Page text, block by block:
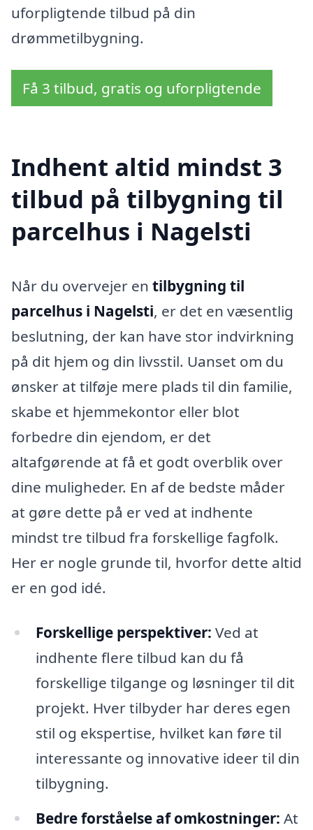
uforpligtende tilbud på din
drømmetilbygning.
Få 3 tilbud, gratis og uforpligtende
Indhent altid mindst 3
tilbud på tilbygning til
parcelhus i Nagelsti
Når du overvejer en tilbygning til
parcelhus i Nagelsti, er det en væsentlig
beslutning, der kan have stor indvirkning
på dit hjem og din livsstil. Uanset om du
ønsker at tilføje mere plads til din familie,
skabe et hjemmekontor eller blot
forbedre din ejendom, er det
altafgørende at få et godt overblik over
dine muligheder. En af de bedste måder
at gøre dette på er ved at indhente
mindst tre tilbud fra forskellige fagfolk.
Her er nogle grunde til, hvorfor dette altid
er en god idé.
Forskellige perspektiver: Ved at
indhente flere tilbud kan du få
forskellige tilgange og løsninger til dit
projekt. Hver tilbyder har deres egen
stil og ekspertise, hvilket kan føre til
interessante og innovative ideer til din
tilbygning.
Bedre forståelse af omkostninger: At